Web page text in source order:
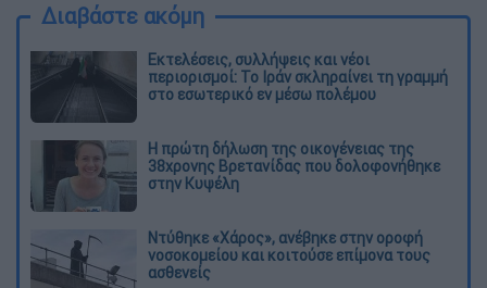
Διαβάστε ακόμη
Εκτελέσεις, συλλήψεις και νέοι
περιορισμοί: Το Ιράν σκληραίνει τη γραμμή
στο εσωτερικό εν μέσω πολέμου
Η πρώτη δήλωση της οικογένειας της
38χρονης Βρετανίδας που δολοφονήθηκε
στην Κυψέλη
Ντύθηκε «Χάρος», ανέβηκε στην οροφή
νοσοκομείου και κοιτούσε επίμονα τους
ασθενείς